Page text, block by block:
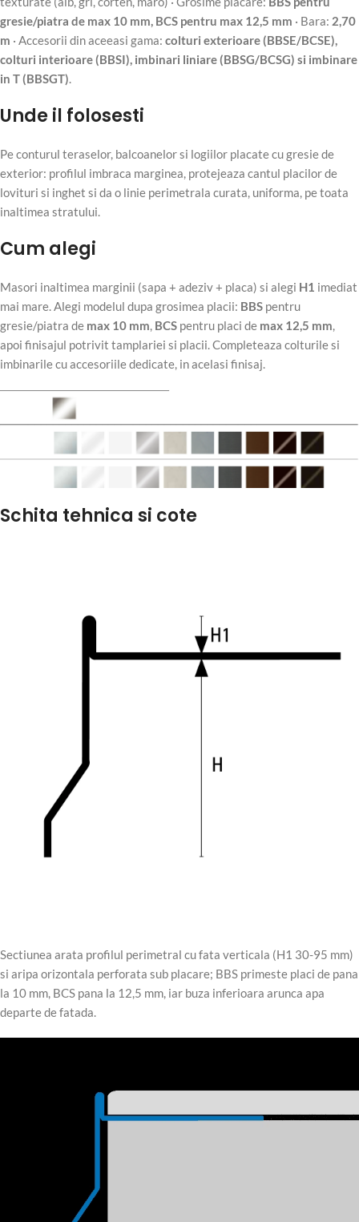
gresie/piatra de max 10 mm, BCS pentru max 12,5 mm · Bara: 2,70
m · Accesorii din aceeasi gama: colturi exterioare (BBSE/BCSE),
colturi interioare (BBSI), imbinari liniare (BBSG/BCSG) si imbinare
in T (BBSGT).
Unde il folosesti
Pe conturul teraselor, balcoanelor si logiilor placate cu gresie de
exterior: profilul imbraca marginea, protejeaza cantul placilor de
lovituri si inghet si da o linie perimetrala curata, uniforma, pe toata
inaltimea stratului.
Cum alegi
Masori inaltimea marginii (sapa + adeziv + placa) si alegi H1 imediat
mai mare. Alegi modelul dupa grosimea placii: BBS pentru
gresie/piatra de max 10 mm, BCS pentru placi de max 12,5 mm,
apoi finisajul potrivit tamplariei si placii. Completeaza colturile si
imbinarile cu accesoriile dedicate, in acelasi finisaj.
Schita tehnica si cote
Sectiunea arata profilul perimetral cu fata verticala (H1 30-95 mm)
si aripa orizontala perforata sub placare; BBS primeste placi de pana
la 10 mm, BCS pana la 12,5 mm, iar buza inferioara arunca apa
departe de fatada.